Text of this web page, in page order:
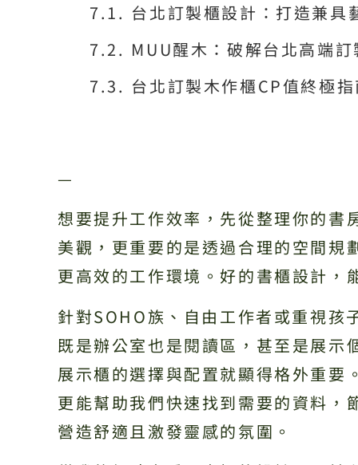
台北訂製櫃設計：打造兼
MUU醒木：破解台北高端
台北訂製木作櫃CP值終極
—
想要提升工作效率，先從整理你的書
美觀，更重要的是透過合理的空間規
更高效的工作環境。好的書櫃設計，
針對SOHO族、自由工作者或重視孩
既是辦公室也是閱讀區，甚至是展
展示櫃的選擇與配置就顯得格外重要
更能幫助我們快速找到需要的資料，
營造舒適且激發靈感的氛圍。